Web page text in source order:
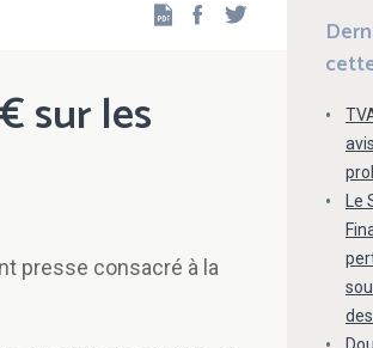
Facebook
sur les
presse consacré à la
Le